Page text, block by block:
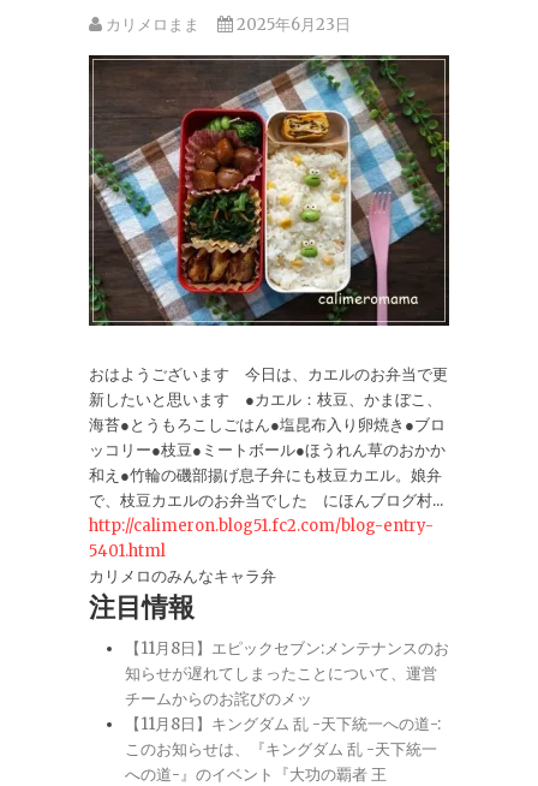
カリメロまま 2025年6月23日
おはようございます 今日は、カエルのお弁当で更
新したいと思います ●カエル：枝豆、かまぼこ、
海苔●とうもろこしごはん●塩昆布入り卵焼き●ブロ
ッコリー●枝豆●ミートボール●ほうれん草のおかか
和え●竹輪の磯部揚げ息子弁にも枝豆カエル。娘弁
で、枝豆カエルのお弁当でした にほんブログ村...
http://calimeron.blog51.fc2.com/blog-entry-
5401.html
カリメロのみんなキャラ弁
注目情報
【11月8日】エピックセブン:メンテナンスのお
知らせが遅れてしまったことについて、運営
チームからのお詫びのメッ
【11月8日】キングダム 乱 -天下統一への道-:
このお知らせは、『キングダム 乱 -天下統一
への道-』のイベント『大功の覇者 王